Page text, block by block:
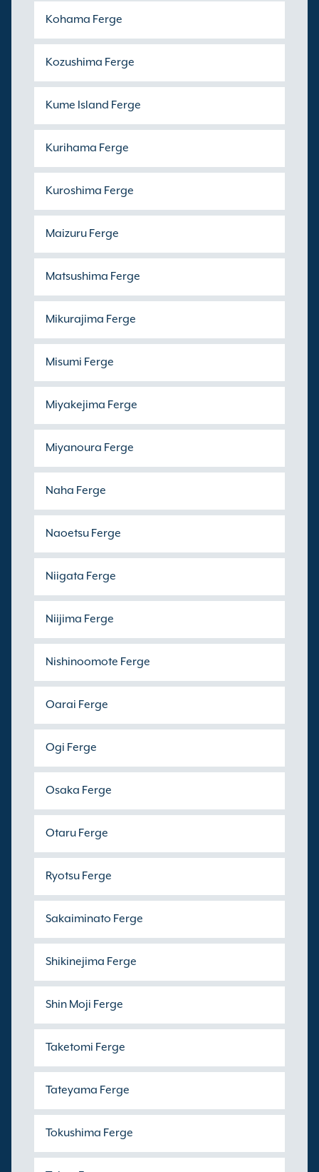
Kohama Ferge
Kozushima Ferge
Kume Island Ferge
Kurihama Ferge
Kuroshima Ferge
Maizuru Ferge
Matsushima Ferge
Mikurajima Ferge
Misumi Ferge
Miyakejima Ferge
Miyanoura Ferge
Naha Ferge
Naoetsu Ferge
Niigata Ferge
Niijima Ferge
Nishinoomote Ferge
Oarai Ferge
Ogi Ferge
Osaka Ferge
Otaru Ferge
Ryotsu Ferge
Sakaiminato Ferge
Shikinejima Ferge
Shin Moji Ferge
Taketomi Ferge
Tateyama Ferge
Tokushima Ferge